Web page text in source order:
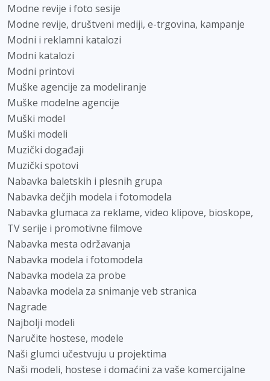
Modne revije i foto sesije
Modne revije, društveni mediji, e-trgovina, kampanje
Modni i reklamni katalozi
Modni katalozi
Modni printovi
Muške agencije za modeliranje
Muške modelne agencije
Muški model
Muški modeli
Muzički događaji
Muzički spotovi
Nabavka baletskih i plesnih grupa
Nabavka dečjih modela i fotomodela
Nabavka glumaca za reklame, video klipove, bioskope,
TV serije i promotivne filmove
Nabavka mesta održavanja
Nabavka modela i fotomodela
Nabavka modela za probe
Nabavka modela za snimanje veb stranica
Nagrade
Najbolji modeli
Naručite hostese, modele
Naši glumci učestvuju u projektima
Naši modeli, hostese i domaćini za vaše komercijalne